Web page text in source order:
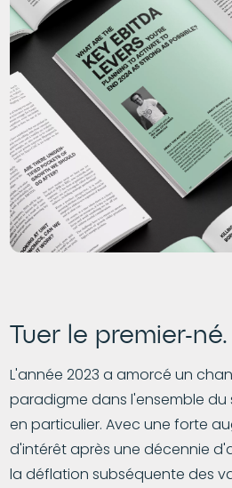
Tuer le premier-né.
L'année 2023 a amorcé un
paradigme dans l'ensemble
en particulier. Avec une forte
d'intérêt après une décennie
la déflation subséquente des